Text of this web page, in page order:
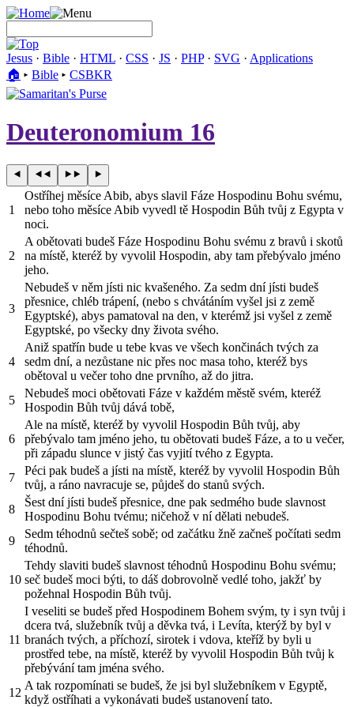
Jesus · Bible · HTML · CSS · JS · PHP· SVG · Applications
🏠︎ ▸ Bible ▸ CSBKR
Deuteronomium 16
1
Ostříhej měsíce Abib, abys slavil Fáze Hospodinu Bohu svému,
nebo toho měsíce Abib vyvedl tě Hospodin Bůh tvůj z Egypta v
noci.
2
A obětovati budeš Fáze Hospodinu Bohu svému z bravů i skotů
na místě, kteréž by vyvolil Hospodin, aby tam přebývalo jméno
jeho.
3
Nebudeš v něm jísti nic kvašeného. Za sedm dní jísti budeš
přesnice, chléb trápení, (nebo s chvátáním vyšel jsi z země
Egyptské), abys pamatoval na den, v kterémž jsi vyšel z země
Egyptské, po všecky dny života svého.
4
Aniž spatřín bude u tebe kvas ve všech končinách tvých za
sedm dní, a nezůstane nic přes noc masa toho, kteréž bys
obětoval u večer toho dne prvního, až do jitra.
5
Nebudeš moci obětovati Fáze v každém městě svém, kteréž
Hospodin Bůh tvůj dává tobě,
6
Ale na místě, kteréž by vyvolil Hospodin Bůh tvůj, aby
přebývalo tam jméno jeho, tu obětovati budeš Fáze, a to u večer,
při západu slunce v jistý čas vyjití tvého z Egypta.
7
Péci pak budeš a jísti na místě, kteréž by vyvolil Hospodin Bůh
tvůj, a ráno navracuje se, půjdeš do stanů svých.
8
Šest dní jísti budeš přesnice, dne pak sedmého bude slavnost
Hospodinu Bohu tvému; ničehož v ní dělati nebudeš.
9
Sedm téhodnů sečteš sobě; od začátku žně začneš počítati sedm
téhodnů.
10
Tehdy slaviti budeš slavnost téhodnů Hospodinu Bohu svému;
seč budeš moci býti, to dáš dobrovolně vedlé toho, jakžť by
požehnal Hospodin Bůh tvůj.
11
I veseliti se budeš před Hospodinem Bohem svým, ty i syn tvůj i
dcera tvá, služebník tvůj a děvka tvá, i Levíta, kterýž by byl v
branách tvých, a příchozí, sirotek i vdova, kteříž by byli u
prostřed tebe, na místě, kteréž by vyvolil Hospodin Bůh tvůj k
přebývání tam jména svého.
12
A tak rozpomínati se budeš, že jsi byl služebníkem v Egyptě,
když ostříhati a vykonávati budeš ustanovení tato.